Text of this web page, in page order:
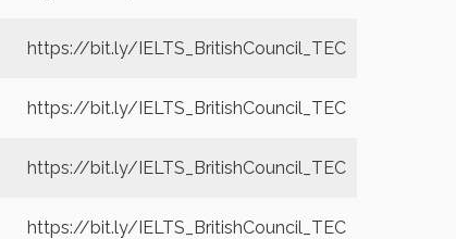
https://bit.ly/IELTS_BritishCouncil_TEC
https://bit.ly/IELTS_BritishCouncil_TEC
https://bit.ly/IELTS_BritishCouncil_TEC
https://bit.ly/IELTS_BritishCouncil_TEC